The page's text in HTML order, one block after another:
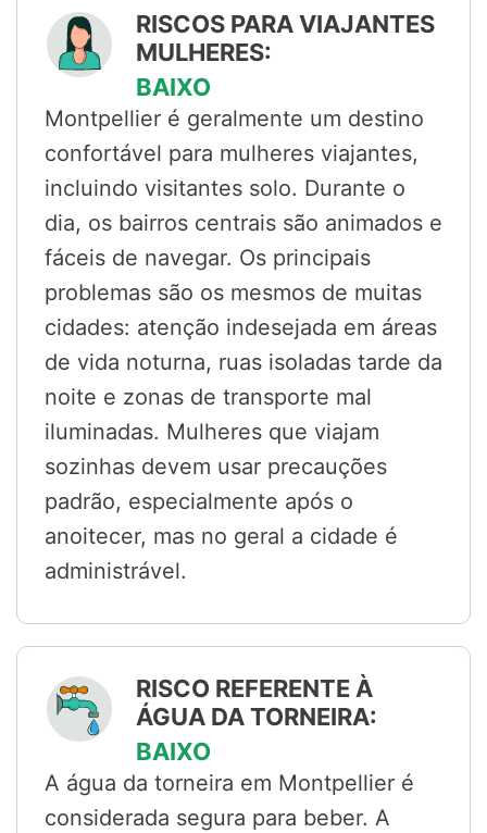
RISCOS PARA VIAJANTES
MULHERES:
BAIXO
Montpellier é geralmente um destino
confortável para mulheres viajantes,
incluindo visitantes solo. Durante o
dia, os bairros centrais são animados e
fáceis de navegar. Os principais
problemas são os mesmos de muitas
cidades: atenção indesejada em áreas
de vida noturna, ruas isoladas tarde da
noite e zonas de transporte mal
iluminadas. Mulheres que viajam
sozinhas devem usar precauções
padrão, especialmente após o
anoitecer, mas no geral a cidade é
administrável.
RISCO REFERENTE À
ÁGUA DA TORNEIRA:
BAIXO
A água da torneira em Montpellier é
considerada segura para beber. A